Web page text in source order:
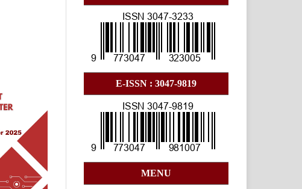
E-ISSN : 3047-9819
MENU